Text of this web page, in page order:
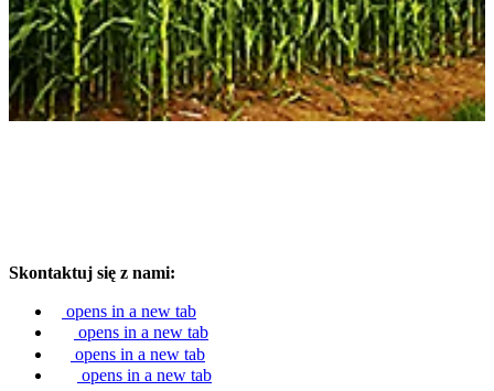
Skontaktuj się z nami:
opens in a new tab
opens in a new tab
opens in a new tab
opens in a new tab